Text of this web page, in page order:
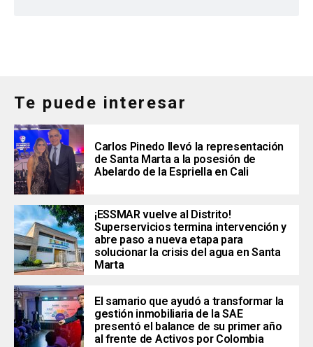
Te puede interesar
Carlos Pinedo llevó la representación
de Santa Marta a la posesión de
Abelardo de la Espriella en Cali
¡ESSMAR vuelve al Distrito!
Superservicios termina intervención y
abre paso a nueva etapa para
solucionar la crisis del agua en Santa
Marta
El samario que ayudó a transformar la
gestión inmobiliaria de la SAE
presentó el balance de su primer año
al frente de Activos por Colombia